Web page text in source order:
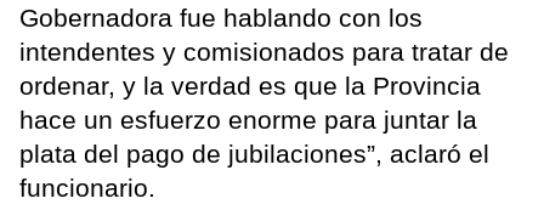
Gobernadora fue hablando con los
intendentes y comisionados para tratar de
ordenar, y la verdad es que la Provincia
hace un esfuerzo enorme para juntar la
plata del pago de jubilaciones”, aclaró el
funcionario.